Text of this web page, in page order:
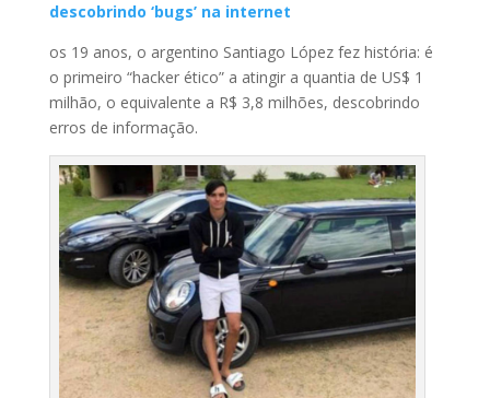
descobrindo ‘bugs’ na internet
os 19 anos, o argentino Santiago López fez história: é
o primeiro “hacker ético” a atingir a quantia de US$ 1
milhão, o equivalente a R$ 3,8 milhões, descobrindo
erros de informação.